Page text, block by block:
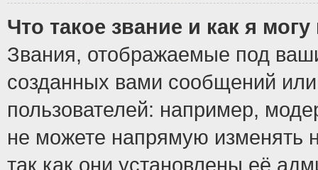
Что такое звание и как я
Звания, отображаемые под
созданных вами сообщений
пользователей: например,
не можете напрямую изменять
так как они установлены её